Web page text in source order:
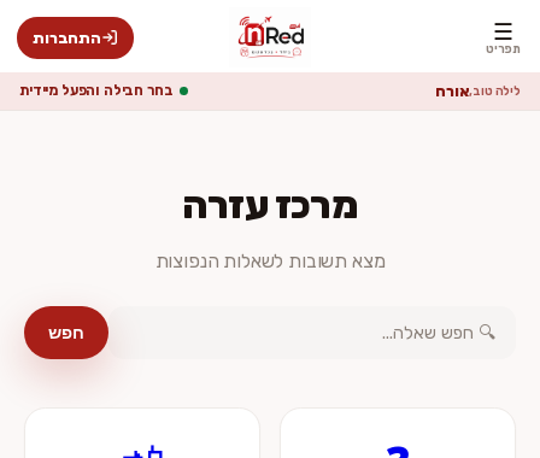
☰
תפריט
התחברות
לילה טוב,אורח בחר חבילה והפעל מיידית
מרכז עזרה
מצא תשובות לשאלות הנפוצות
חפש